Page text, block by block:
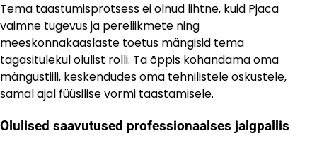
Tema taastumisprotsess ei olnud lihtne, kuid Pjaca
vaimne tugevus ja pereliikmete ning
meeskonnakaaslaste toetus mängisid tema
tagasitulekul olulist rolli. Ta õppis kohandama oma
mängustiili, keskendudes oma tehnilistele oskustele,
samal ajal füüsilise vormi taastamisele.
Olulised saavutused professionaalses jalgpallis